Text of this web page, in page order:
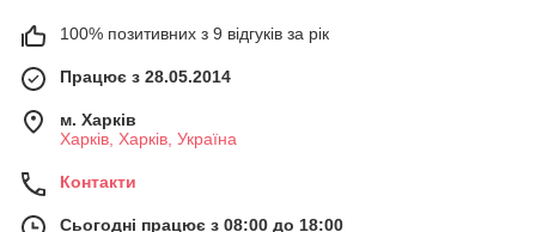
100% позитивних з 9 відгуків за рік
Працює з 28.05.2014
м. Харків
Харків, Харків, Україна
Контакти
Сьогодні працює з 08:00 до 18:00